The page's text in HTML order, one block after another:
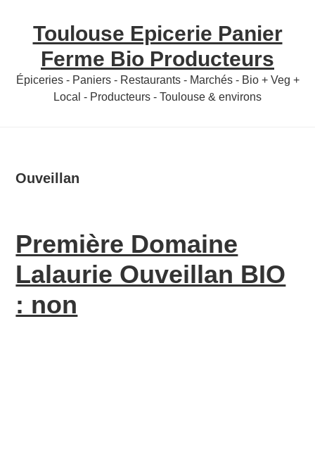
sidebar
Toulouse Epicerie Panier
Ferme Bio Producteurs
Épiceries - Paniers - Restaurants - Marchés - Bio + Veg +
Local - Producteurs - Toulouse & environs
Ouveillan
Première Domaine
Lalaurie Ouveillan BIO
: non